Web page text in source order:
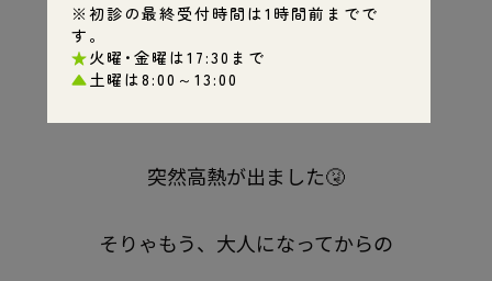
突然高熱が出ました🤧
そりゃもう、大人になってからの